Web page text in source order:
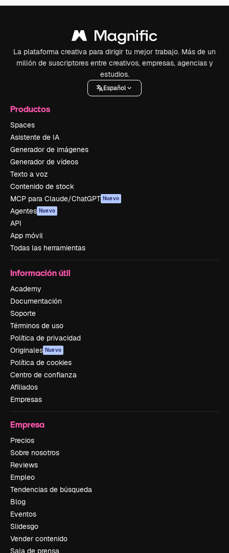
La plataforma creativa para dirigir tu mejor trabajo. Más de un
millón de suscriptores entre creativos, empresas, agencias y
estudios.
Español
Productos
Spaces
Asistente de IA
Generador de imágenes
Generador de vídeos
Texto a voz
Contenido de stock
MCP para Claude/ChatGPT Nuevo
Agentes Nuevo
API
App móvil
Todas las herramientas
Información útil
Academy
Documentación
Soporte
Términos de uso
Política de privacidad
Originales Nuevo
Política de cookies
Centro de confianza
Afiliados
Empresas
Empresa
Precios
Sobre nosotros
Reviews
Empleo
Tendencias de búsqueda
Blog
Eventos
Slidesgo
Vender contenido
Sala de prensa